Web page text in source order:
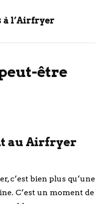
à l’Airfryer
être
au Airfryer
c’est bien plus qu’une
C’est un moment de